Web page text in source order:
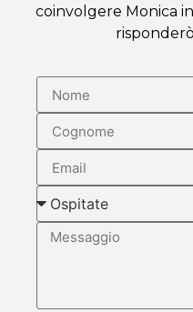
coinvolgere Monica